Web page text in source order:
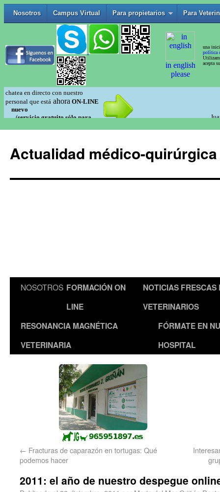
Actualidad médico-
NOSOTROS FORMACIÓN ON
LINE
NOTICIAS FRESCAS
VETERINARIOS
RESONANCIA MAGNÉTICA
VETERINARIA
FÓRMATE EN
HOSPITAL
← Fracturas de caparazón en tortugas: Qué
podemos hacer
2011: el año de nuestro despegue